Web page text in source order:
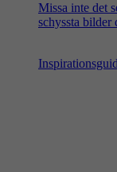
Missa inte det
schyssta bilder